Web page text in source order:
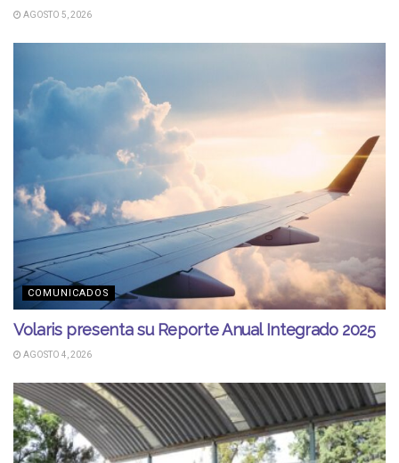
AGOSTO 5, 2026
COMUNICADOS
Volaris presenta su Reporte Anual Integrado 2025
AGOSTO 4, 2026